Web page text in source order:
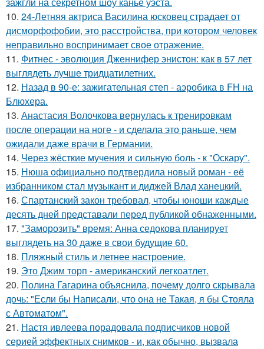
10. 24-Летняя актриса Василина юсковец страдает от
дисморфофобии, это расстройства, при котором человек
неправильно воспринимает свое отражение.
11. Фитнес - эволюция Дженнифер энистон: как в 57 лет
выглядеть лучше тридцатилетних.
12. Назад в 90-е: зажигательная степ - аэробика в FH на
Блюхера.
13. Анастасия Волочкова вернулась к тренировкам
после операции на ноге - и сделала это раньше, чем
ожидали даже врачи в Германии.
14. Через жёсткие мучения и сильную боль - к "Оскару".
15. Нюша официально подтвердила новый роман - её
избранником стал музыкант и диджей Влад ханецкий.
16. Спартанский закон требовал, чтобы юноши каждые
десять дней представали перед публикой обнаженными.
17. "Заморозить" время: Анна седокова планирует
выглядеть на 30 даже в свои будущие 60.
18. Пляжный стиль и летнее настроение.
19. Это Джим торп - американский легкоатлет.
20. Полина Гагарина объяснила, почему долго скрывала
дочь: "Если бы Написали, что она не Такая, я бы Стояла
с Автоматом".
21. Настя ивлеева порадовала подписчиков новой
серией эффектных снимков - и, как обычно, вызвала